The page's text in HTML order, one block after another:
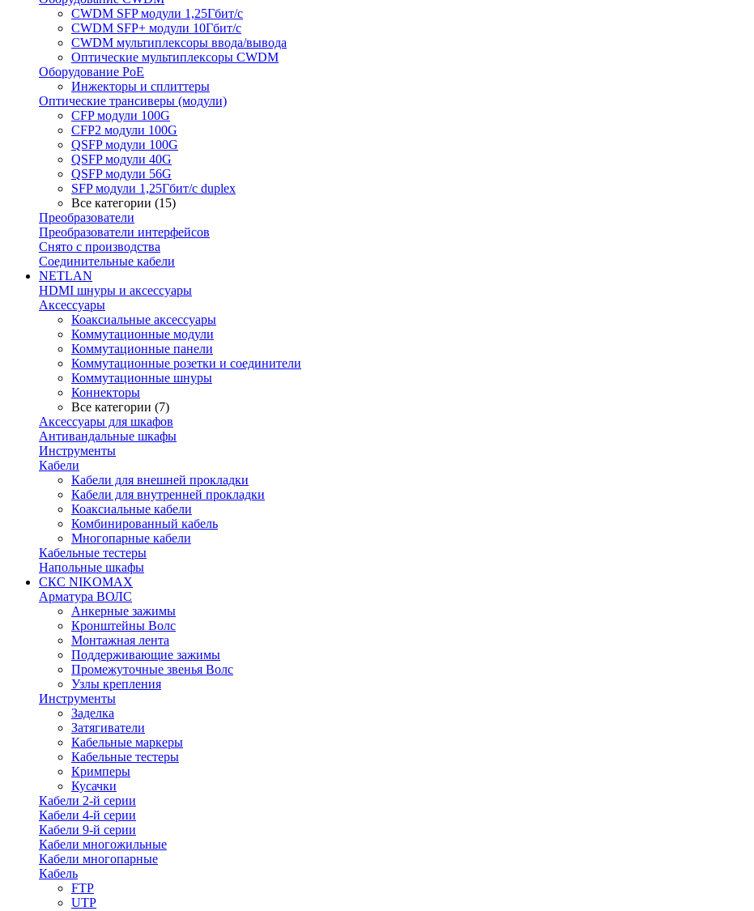
CWDM SFP модули 1,25Гбит/с
CWDM SFP+ модули 10Гбит/с
CWDM мультиплексоры ввода/вывода
Оптические мультиплексоры CWDM
Оборудование PoE
Инжекторы и сплиттеры
Оптические трансиверы (модули)
CFP модули 100G
CFP2 модули 100G
QSFP модули 100G
QSFP модули 40G
QSFP модули 56G
SFP модули 1,25Гбит/с duplex
Все категории (15)
Преобразователи
Преобразователи интерфейсов
Снято с производства
Соединительные кабели
NETLAN
HDMI шнуры и аксессуары
Аксессуары
Коаксиальные аксессуары
Коммутационные модули
Коммутационные панели
Коммутационные розетки и соединители
Коммутационные шнуры
Коннекторы
Все категории (7)
Аксессуары для шкафов
Антивандальные шкафы
Инструменты
Кабели
Кабели для внешней прокладки
Кабели для внутренней прокладки
Коаксиальные кабели
Комбинированный кабель
Многопарные кабели
Кабельные тестеры
Напольные шкафы
СКС NIKOMAX
Арматура ВОЛС
Анкерные зажимы
Кронштейны Волс
Монтажная лента
Поддерживающие зажимы
Промежуточные звенья Волс
Узлы крепления
Инструменты
Заделка
Затягиватели
Кабельные маркеры
Кабельные тестеры
Кримперы
Кусачки
Кабели 2-й серии
Кабели 4-й серии
Кабели 9-й серии
Кабели многожильные
Кабели многопарные
Кабель
FTP
UTP